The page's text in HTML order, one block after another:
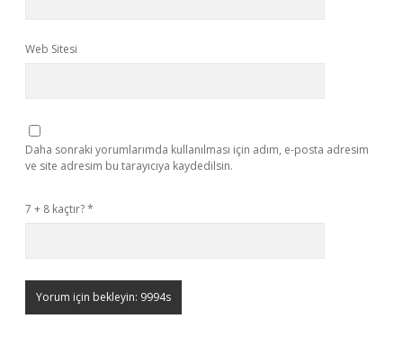
Web Sitesi
Daha sonraki yorumlarımda kullanılması için adım, e-posta adresim
ve site adresim bu tarayıcıya kaydedilsin.
7 + 8 kaçtır?*